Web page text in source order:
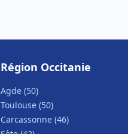
Région Occitanie
Agde (50)
Toulouse (50)
Carcassonne (46)